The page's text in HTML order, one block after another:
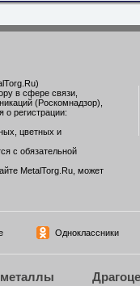
в сфере связи,
(Роскомнадзор),
о регистрации:
цветных и
с обязательной
MetalTorg.Ru, может
Одноклассники